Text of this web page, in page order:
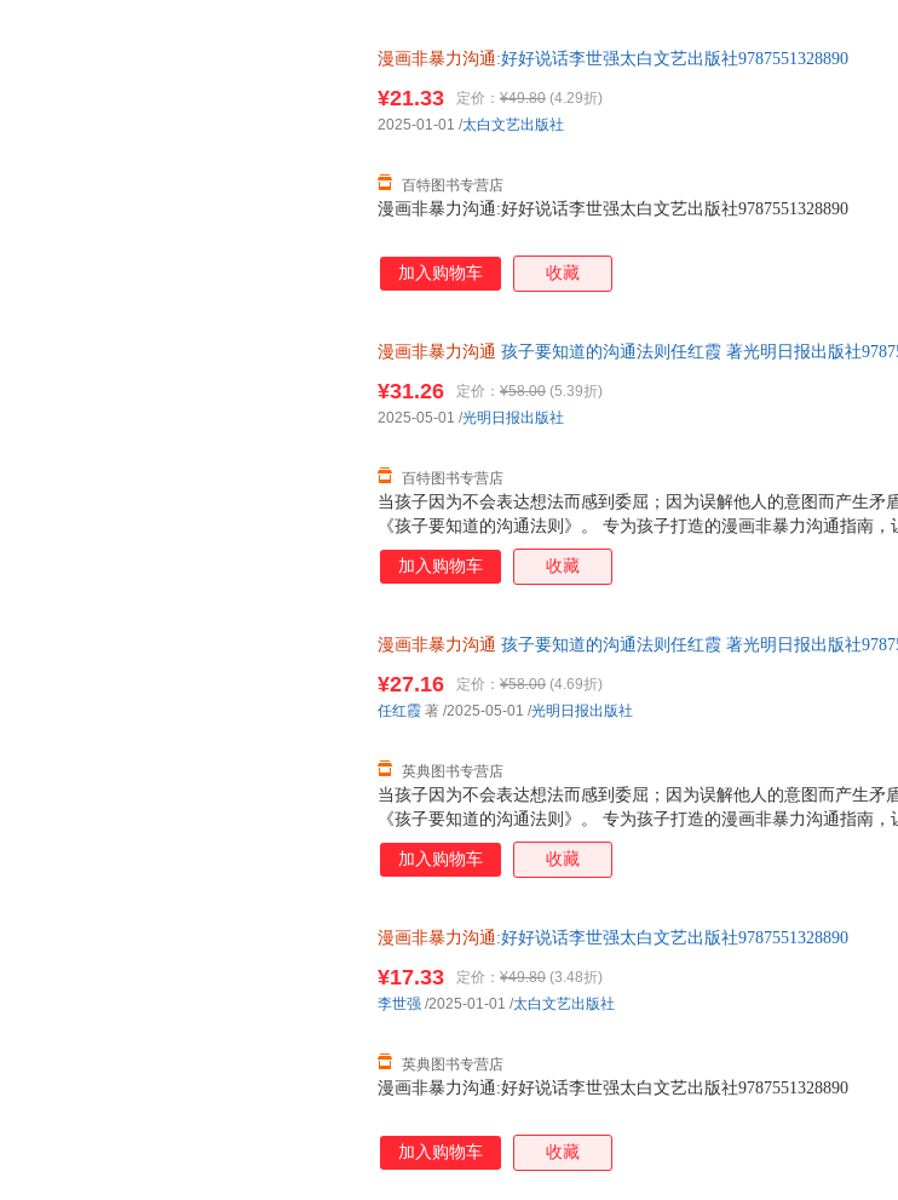
漫画非暴力沟通 :好好说话李世强太白文艺出版社9787551328890
漫画非暴力沟通:好好说话李世强太白文艺出版社9787551328890
¥21.33 定价： ¥49.80 (4.29折)
百特图书专营店
2025-01-01 /太白文艺出版社
加入购物车 收藏
漫画非暴力沟通 孩子要知道的沟通法则任红霞 著光明日报出版社
当孩子因为不会表达想法而感到委屈；因为误解他人的意图而产生
《孩子要知道的沟通法则》。 专为孩子打造的漫画非暴力沟通指南
慢、不会说话，快速摆脱怯场、社恐，学会表达。 简单有效的高情商
景，用孩子听得懂的语言讲透沟通的核心法则。让孩子直观地看到不
轻松获得他人的理解和支持。能够和小伙伴愉快地玩耍，能够和老师
¥31.26 定价： ¥58.00 (5.39折)
百特图书专营店
2025-05-01 /光明日报出版社
加入购物车 收藏
漫画非暴力沟通 孩子要知道的沟通法则任红霞 著光明日报出版社
当孩子因为不会表达想法而感到委屈；因为误解他人的意图而产生
《孩子要知道的沟通法则》。 专为孩子打造的漫画非暴力沟通指南
慢、不会说话，快速摆脱怯场、社恐，学会表达。 简单有效的高情商
景，用孩子听得懂的语言讲透沟通的核心法则。让孩子直观地看到不
轻松获得他人的理解和支持。能够和小伙伴愉快地玩耍，能够和老师
¥27.16 定价： ¥58.00 (4.69折)
英典图书专营店
任红霞 著 /2025-05-01 /光明日报出版社
加入购物车 收藏
漫画非暴力沟通 :好好说话李世强太白文艺出版社9787551328890
漫画非暴力沟通:好好说话李世强太白文艺出版社9787551328890
¥17.33 定价： ¥49.80 (3.48折)
英典图书专营店
李世强 /2025-01-01 /太白文艺出版社
加入购物车 收藏